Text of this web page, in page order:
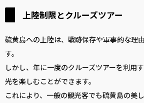
上陸制限とクルーズツアー
硫黄島への上陸は、戦跡保存や軍事的な理
す。
しかし、年に一度のクルーズツアーを利用
光を楽しむことができます。
これにより、一般の観光客でも硫黄島の美